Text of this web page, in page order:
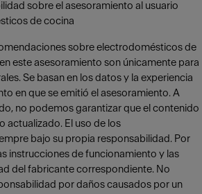
sobre el asesoramiento al usuario
de cocina
sobre electrodomésticos de
este asesoramiento son únicamente para
Se basan en los datos y la experiencia
en que se emitió el asesoramiento. A
no podemos garantizar que el contenido
actualizado. El uso de los
bajo su propia responsabilidad. Por
instrucciones de funcionamiento y las
del fabricante correspondiente. No
por daños causados por un